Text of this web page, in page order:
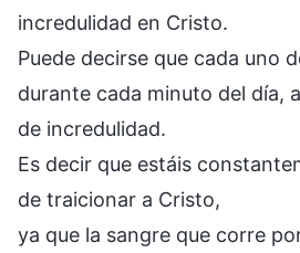
incredulidad en Cristo.
Puede decirse que cada uno
durante cada minuto del día,
de incredulidad.
Es decir que estáis
de traicionar a Cristo,
ya que la sangre que corre